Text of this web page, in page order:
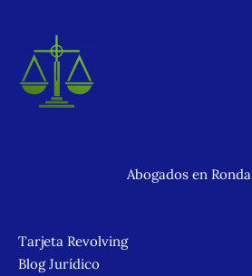
Abogados en Ronda
Tarjeta Revolving
Blog Jurídico